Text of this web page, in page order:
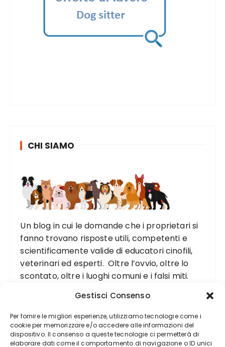
Gestisci Consenso
Per fornire le migliori esperienze, utilizziamo tecnologie come i
cookie per memorizzare e/o accedere alle informazioni del
dispositivo. Il consenso a queste tecnologie ci permetterà di
elaborare dati come il comportamento di navigazione o ID unici
CHI SIAMO
Un blog in cui le domande che i proprietari si
fanno trovano risposte utili, competenti e
scientificamente valide di educatori cinofili,
veterinari ed esperti. Oltre l’ovvio, oltre lo
scontato, oltre i luoghi comuni e i falsi miti.